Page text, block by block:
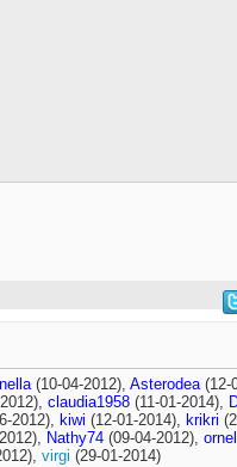
(10-04-2012), Asterodea(12-
claudia1958 (11-01-2014),
2012), kiwi (12-01-2014), krikri
Nathy74 (09-04-2012),
virgi (29-01-2014)